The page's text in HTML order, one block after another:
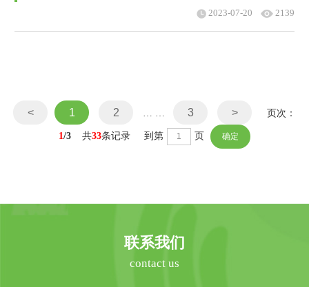
2023-07-20
2139
< 1 2 … … 3 > 页次：
1/3 共33条记录 到第 页
联系我们
contact us